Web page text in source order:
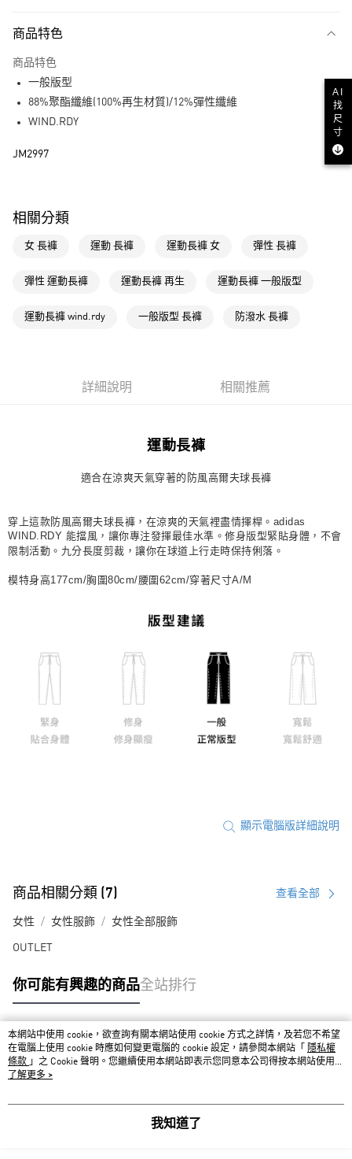
LINE Pay
每筆NT$80，滿NT$1,500(含以上)免運費
付款後全家取貨
每筆NT$80，滿NT$1,500(含以上)免運費
每筆NT$80，滿NT$1,500(含以上)免運費
每筆NT$80，滿NT$1,500(含以上)免運費
付款後門市自取
商品特色
商品特色
一般版型
88%聚酯纖維(100%再生材質)/12%彈性纖維
WIND.RDY
JM2997
相關分類
女 長褲 運動 長褲 運動長褲 女 彈性 長褲
彈性 運動長褲 運動長褲 再生 運動長褲 一般版型
運動長褲 wind.rdy 一般版型 長褲 防潑水 長褲
詳細說明 相關推薦
運動長褲
適合在涼爽天氣穿著的防風高爾夫球長褲
穿上這款防風高爾夫球長褲，在涼爽的天氣裡盡情揮桿。adidas
WIND.RDY 能擋風，讓你專注發揮最佳水準。修身版型緊貼身體，不會
限制活動。九分長度剪裁，讓你在球道上行走時保持俐落。
模特身高177cm/胸圍80cm/腰圍62cm/穿著尺寸A/M
顯示電腦版詳細說明
商品相關分類 (7) 查看全部
女性 女性服飾 女性全部服飾
OUTLET
你可能有興趣的商品全站排行
熱門標籤
本網站中使用 cookie，欲查詢有關本網站使用 cookie 方式之詳情，及若您不希望
在電腦上使用 cookie 時應如何變更電腦的 cookie 設定，請參閱本網站「
隱私權
條款 」之 Cookie 聲明。您繼續使用本網站即表示您同意本公司得按本網站使用條
款之 Cookie 聲明使用 cookie。
了解更多 >
我知道了
AI
找
尺
寸